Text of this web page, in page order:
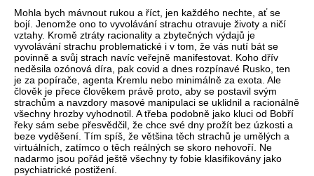
Mohla bych mávnout rukou a říct, jen každého nechte, ať se
bojí. Jenomže ono to vyvolávání strachu otravuje životy a ničí
vztahy. Kromě ztráty racionality a zbytečných výdajů je
vyvolávání strachu problematické i v tom, že vás nutí bát se
povinně a svůj strach navíc veřejně manifestovat. Koho dřív
neděsila ozónová díra, pak covid a dnes rozpínavé Rusko, ten
je za popírače, agenta Kremlu nebo minimálně za exota. Ale
člověk je přece člověkem právě proto, aby se postavil svým
strachům a navzdory masové manipulaci se uklidnil a racionálně
všechny hrozby vyhodnotil. A třeba podobně jako kluci od Bobří
řeky sám sebe přesvědčil, že chce své dny prožít bez úzkosti a
beze vyděšení. Tím spíš, že většina těch strachů je umělých a
virtuálních, zatímco o těch reálných se skoro nehovoří. Ne
nadarmo jsou pořád ještě všechny ty fobie klasifikovány jako
psychiatrické postižení.